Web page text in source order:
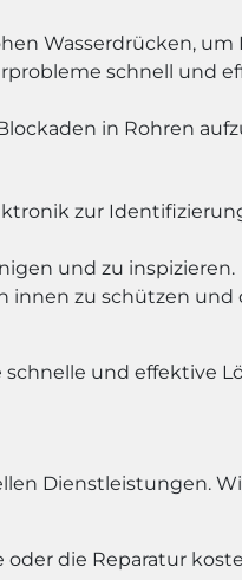
Wasserdrücken, um
schnell und
in Rohren
zur
und zu inspizieren.
zu schützen und
und effektive
Dienstleistungen.
die Reparatur